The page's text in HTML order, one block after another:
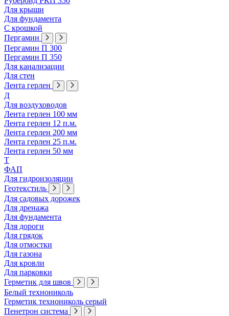
Для крыши
Для фундамента
С крошкой
Пергамин
Пергамин П 300
Пергамин П 350
Для канализации
Для стен
Лента герлен
Д
Для воздуховодов
Лента герлен 100 мм
Лента герлен 12 п.м.
Лента герлен 200 мм
Лента герлен 25 п.м.
Лента герлен 50 мм
Т
ФАП
Для гидроизоляции
Геотекстиль
Для садовых дорожек
Для дренажа
Для фундамента
Для дороги
Для грядок
Для отмостки
Для газона
Для кровли
Для парковки
Герметик для швов
Белый технониколь
Герметик технониколь серый
Пенетрон система